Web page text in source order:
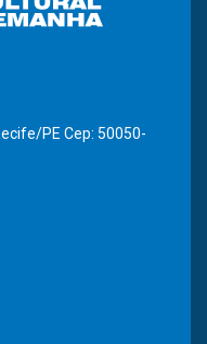
PE Cep: 50050-